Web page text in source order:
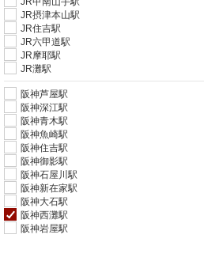
JR摂津本山駅
JR住吉駅
JR六甲道駅
JR摩耶駅
JR灘駅
阪神芦屋駅
阪神深江駅
阪神青木駅
阪神魚崎駅
阪神住吉駅
阪神御影駅
阪神石屋川駅
阪神新在家駅
阪神大石駅
阪神西灘駅
阪神岩屋駅